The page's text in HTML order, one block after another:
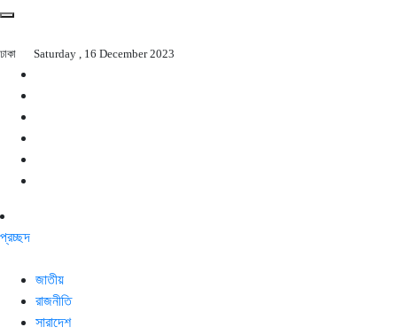
ঢাকা Saturday , 16 December 2023
প্রচ্ছদ
জাতীয়
রাজনীতি
সারাদেশ